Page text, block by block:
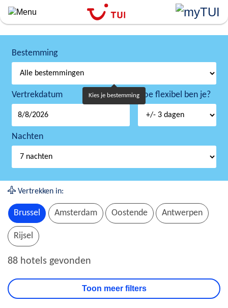
Overslaan
algemene
inhoud
gaan
Bestemming
Kies je bestemming
Vertrekdatum Hoe flexibel ben je?
Nachten
88 hotels gevonden
Vertrekken in:
Brussel Amsterdam Oostende Antwerpen
Rijsel